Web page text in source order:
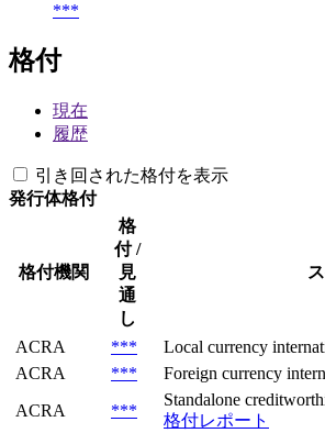
***
格付
現在
履歴
引き回された格付を表示
発行体格付
格付機関
格
付 /
見
通
し
ACRA ***
Local currency
ACRA
***
Foreign currency
ACRA
***
Standalone
格付レポート